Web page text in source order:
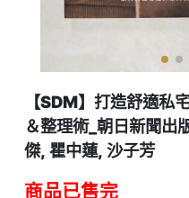
【SDM】打造舒適私
＆整理術_朝日新聞出版, 簡
傑, 瞿中蓮, 沙子芳
商品已售完